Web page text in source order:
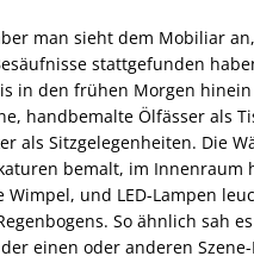
man sieht dem Mobiliar
stattgefunden
in den frühen Morgen
handbemalte Ölfässer als
als Sitzgelegenheiten. Die
bemalt, im Innenraum
und LED-Lampen
So ähnlich sah
einen oder anderen